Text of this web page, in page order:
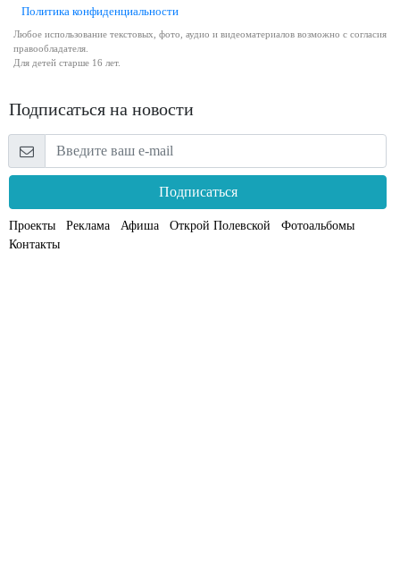
Политика конфиденциальности
Любое использование текстовых, фото, аудио и видеоматериалов возможно с согласия
правообладателя.
Для детей старше 16 лет.
Подписаться на новости
Подписаться
Проекты Реклама Афиша Открой Полевской
Фотоальбомы
Контакты